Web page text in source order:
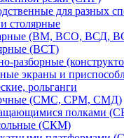
для разных
столярные
(ВМ, ВСО, ВСД,
(ВСТ)
разборные
экраны и
рольганги
(СМС, СРМ, СМД)
полками
(СКМ)